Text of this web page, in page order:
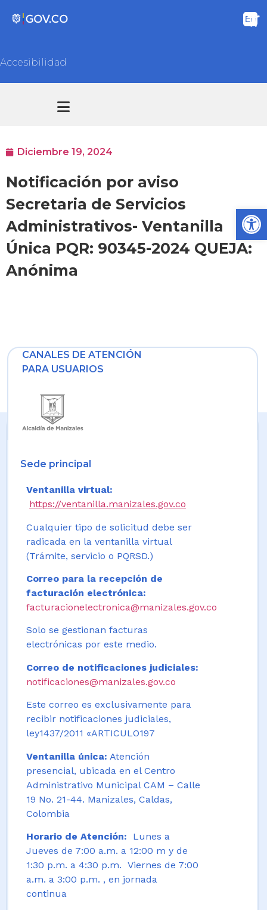
Accesibilidad
Diciembre 19, 2024
Notificación por aviso
Secretaria de Servicios
Administrativos- Ventanilla
Única PQR: 90345-2024 QUEJA:
Anónima
CANALES DE ATENCIÓN
PARA USUARIOS
Sede principal
Ventanilla virtual:
https://ventanilla.manizales.gov.co
Cualquier tipo de solicitud debe ser
radicada en la ventanilla virtual
(Trámite, servicio o PQRSD.)
Correo para la recepción de
facturación electrónica:
facturacionelectronica@manizales.gov.co
Solo se gestionan facturas
electrónicas por este medio.
Correo de notificaciones judiciales:
notificaciones@manizales.gov.co
Este correo es exclusivamente para
recibir notificaciones judiciales,
ley1437/2011 «ARTICULO197
Ventanilla única: Atención
presencial, ubicada en el Centro
Administrativo Municipal CAM – Calle
19 No. 21-44. Manizales, Caldas,
Colombia
Horario de Atención:
Lunes a
Jueves de 7:00 a.m. a 12:00 m y de
1:30 p.m. a 4:30 p.m. Viernes de 7:00
a.m. a 3:00 p.m. , en jornada
continua